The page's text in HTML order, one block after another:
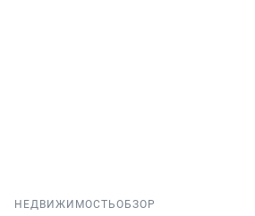
НЕДВИЖИМОСТЬОБЗОР